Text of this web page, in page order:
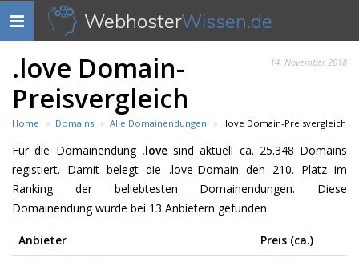
Navigation
anzeigen
WebhosterWissen.de
14. November 2018
.love Domain-
Preisvergleich
Home Domains Alle Domainendungen .love Domain-Preisvergleich
Für die Domainendung .lovesind aktuell ca. 25.348 Domains
registiert. Damit belegt die .love-Domain den 210. Platz im
Ranking der beliebtesten Domainendungen. Diese
Domainendung wurde bei 13 Anbietern gefunden.
Anbieter
Preis (ca.)